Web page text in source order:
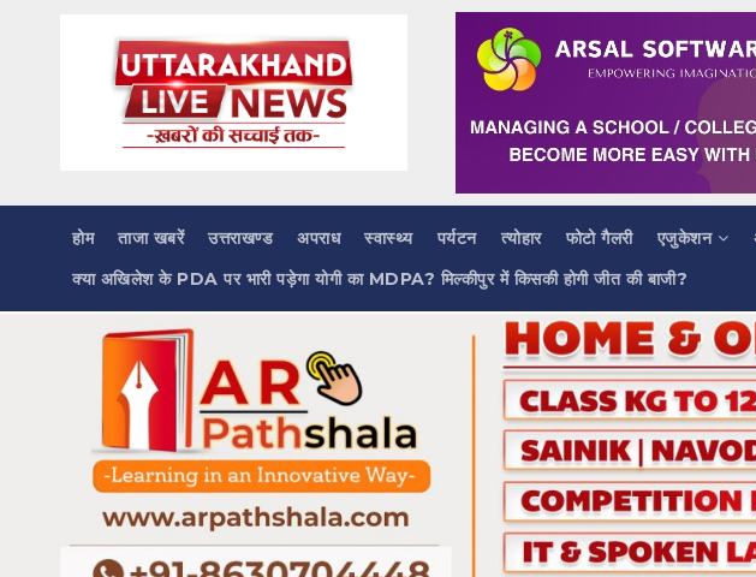
होम ताजा खबरें उत्तराखण्ड अपराध स्वास्थ्य पर्यटन त्योहार फोटो गैलरी एजुकेशन
क्या अखिलेश के PDA पर भारी पड़ेगा योगी का MDPA? मिल्कीपुर में किसकी होगी जीत की बाजी?